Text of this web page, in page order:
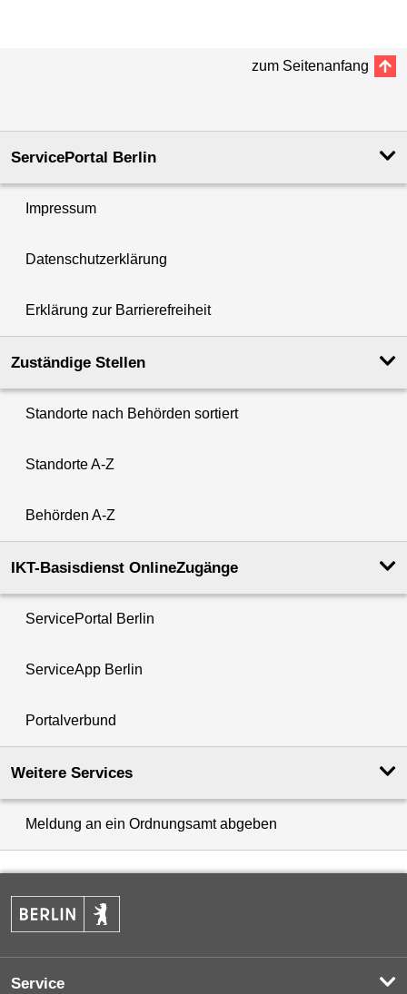
zum Seitenanfang
ServicePortal Berlin
Impressum
Datenschutzerklärung
Erklärung zur Barrierefreiheit
Zuständige Stellen
Standorte nach Behörden sortiert
Standorte A-Z
Behörden A-Z
IKT-Basisdienst OnlineZugänge
ServicePortal Berlin
ServiceApp Berlin
Portalverbund
Weitere Services
Meldung an ein Ordnungsamt abgeben
Service